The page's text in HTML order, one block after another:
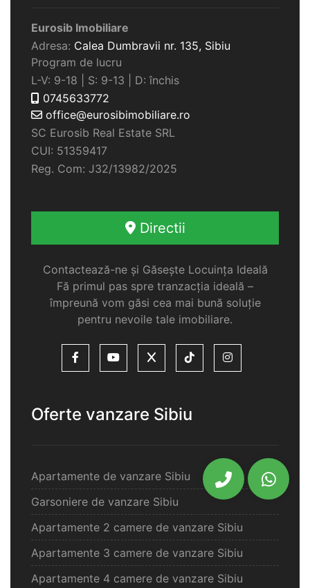
Eurosib Imobiliare
Adresa: Calea Dumbravii nr. 135, Sibiu
Program de lucru
L-V: 9-18 | S: 9-13 | D: închis
0745633772
office@eurosibimobiliare.ro
SC Eurosib Real Estate SRL
CUI: 51359417
Reg. Com: J32/13982/2025
Directii
Contactează-ne și Găsește Locuința Ideală
Fă primul pas spre tranzacția ideală –
împreună vom găsi cea mai bună soluție
pentru nevoile tale imobiliare.
Oferte vanzare Sibiu
Apartamente de vanzare Sibiu
Garsoniere de vanzare Sibiu
Apartamente 2 camere de vanzare Sibiu
Apartamente 3 camere de vanzare Sibiu
Apartamente 4 camere de vanzare Sibiu